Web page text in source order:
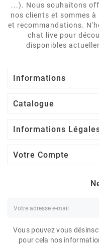
...). Nous souhaitons
nos clients et sommes
et recommandations.
chat live pour
disponibles
Informations
Catalogue
Informations
Votre Compte
Vous pouvez vous
pour cela nos